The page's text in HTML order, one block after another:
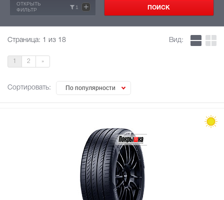
ОТКРЫТЬ
ФИЛЬТР
1 +
Страница: 1 из 18
1 2 »
Сортировать: По популярности
Вид: